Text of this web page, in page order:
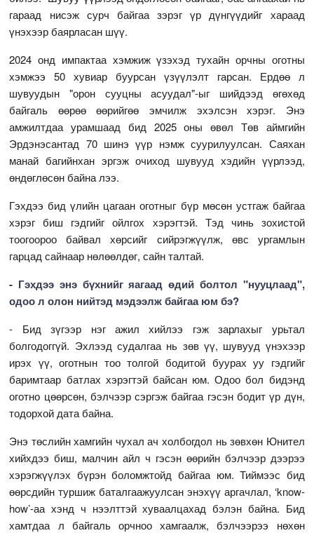
гараад нисэж сурч байгаа зэрэг үр дүнгүүдийг хараад
үнэхээр баярласан шүү.
2024 онд импактаа хэмжиж үзэхэд тухайн орчны оготны
хэмжээ 50 хувиар буурсан үзүүлэлт гарсан. Ердөө л
шувуудын "орон сууцны асуудал"-ыг шийдээд өгөхөд
байгаль өөрөө өөрийгөө эмчилж эхэлсэн хэрэг. Энэ
амжилтдаа урамшаад бид 2025 оны өвөл Төв аймгийн
Эрдэнэсантад 70 шинэ үүр нэмж суурилуулсан. Саяхан
манай багийнхан эргэж очиход шувууд хэдийн үүрлээд,
өндөглөсөн байна лээ.
Гэхдээ бид үлийн цагаан оготныг бүр мөсөн устгаж байгаа
хэрэг биш гэдгийг ойлгох хэрэгтэй. Тэд чинь зохистой
тоогоороо байвал хөрсийг сийрэгжүүлж, өвс ургамлын
гарцад сайнаар нөлөөлдөг, сайн талтай.
- Гэхдээ энэ бүхнийг яагаад өдий болтол "нууцлаад",
одоо л олон нийтэд мэдээлж байгаа юм бэ?
- Бид зүгээр нэг ажил хийлээ гэж зарлахыг урьтал
болгодоггүй. Эхлээд судалгаа нь зөв үү, шувууд үнэхээр
ирэх үү, оготнын тоо толгой бодитой буурах уу гэдгийг
баримтаар батлах хэрэгтэй байсан юм. Одоо бол бидэнд
оготно цөөрсөн, бэлчээр сэргэж байгаа гэсэн бодит үр дүн,
тодорхой дата байна.
Энэ төслийн хамгийн чухал ач холбогдол нь зөвхөн Юнител
хийхдээ биш, малчин айл ч гэсэн өөрийн бэлчээр дээрээ
хэрэгжүүлэх бүрэн боломжтойд байгаа юм. Тиймээс бид
өөрсдийн туршиж баталгаажуулсан энэхүү аргачлал, ‘know-
how’-аа хэнд ч нээлттэй хуваалцахад бэлэн байна. Бид
хамтдаа л байгаль орчноо хамгаалж, бэлчээрээ нөхөн